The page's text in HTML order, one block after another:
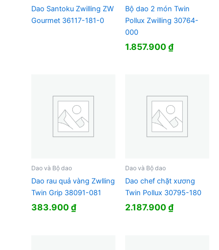
Dao Santoku Zwilling ZW
Gourmet 36117-181-0
Bộ dao 2 món Twin
Pollux Zwilling 30764-
000
1.857.900₫
Dao và Bộ dao
Dao rau quả vàng Zwlling
Twin Grip 38091-081
383.900₫
Dao và Bộ dao
Dao chef chặt xương
Twin Pollux 30795-180
2.187.900₫